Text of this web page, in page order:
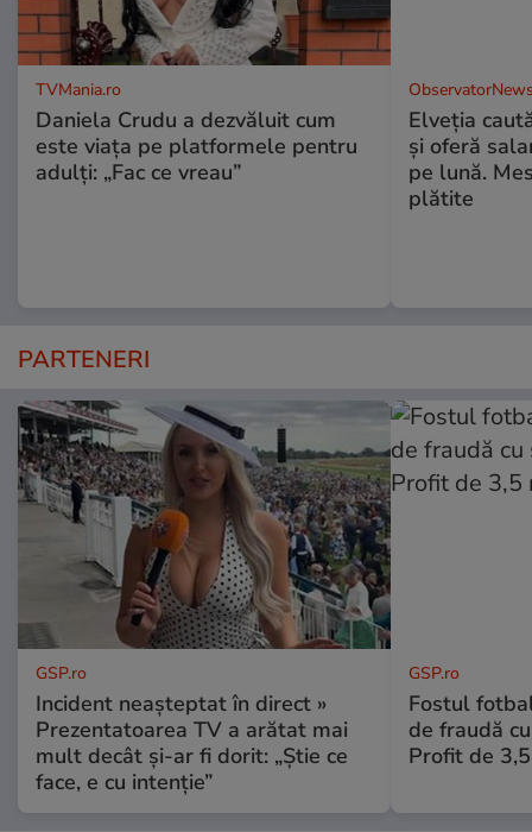
TVMania.ro
Daniela Crudu a dezvăluit cum
este viața pe platformele pentru
adulți: „Fac ce vreau”
Elveția
și oferă
pe lună.
plătite
PARTENERI
GSP.ro
Incident neașteptat în direct »
Prezentatoarea TV a arătat mai
mult decât și-ar fi dorit: „Știe ce
face, e cu intenție”
GSP.ro
Fostul
de fraudă
Profit de